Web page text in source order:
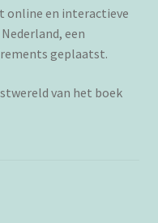
online en interactieve
een
geplaatst.
van het boek